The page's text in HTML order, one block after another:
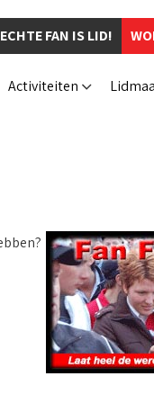
FAN IS LID!
Activiteiten